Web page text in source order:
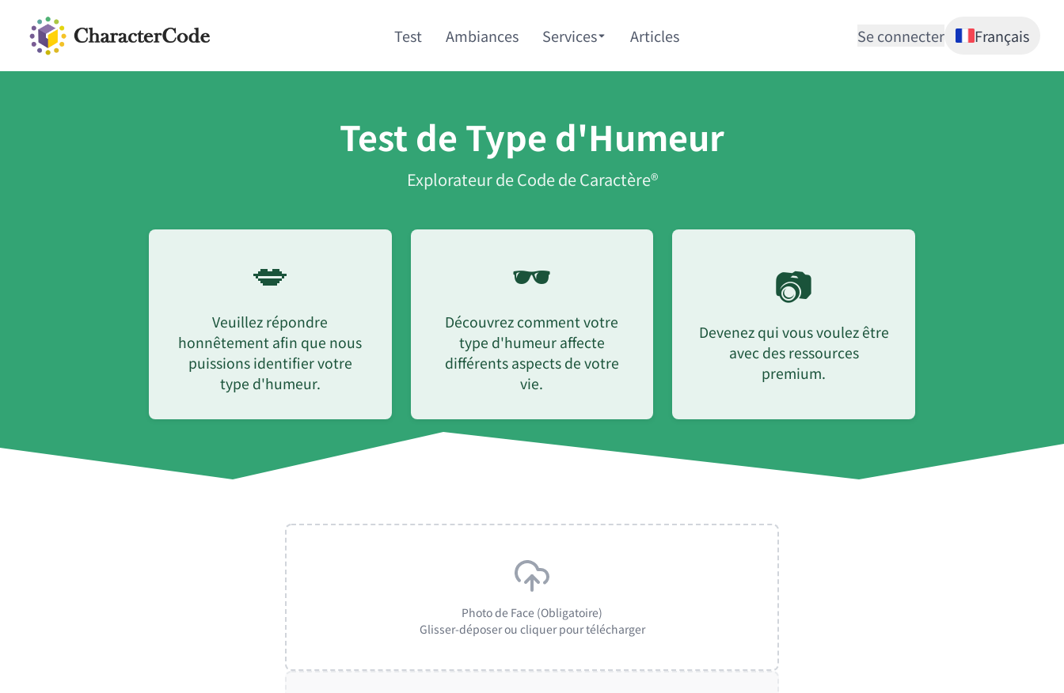
Test Ambiances Services Articles Se connecter Français
Test de Type d'Humeur
Explorateur de Code de Caractère®
💋
Veuillez répondre
honnêtement afin que nous
puissions identifier votre
type d'humeur.
🕶️
Découvrez comment votre
type d'humeur affecte
différents aspects de votre
vie.
📷
Devenez qui vous voulez être
avec des ressources
premium.
Photo de Face (Obligatoire)
Glisser-déposer ou cliquer pour télécharger